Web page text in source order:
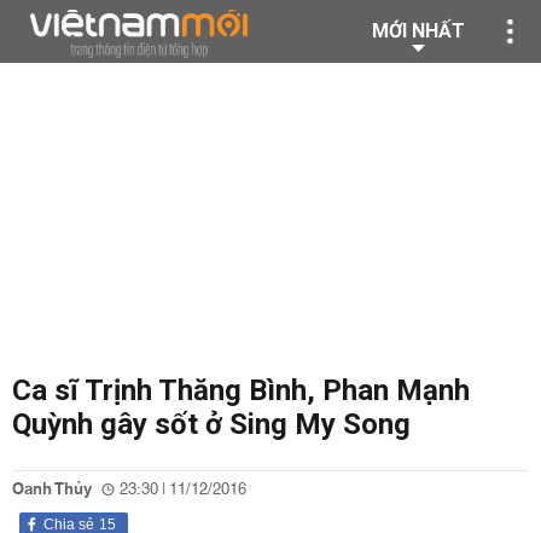
MỚI NHẤT
Ca sĩ Trịnh Thăng Bình, Phan Mạnh
Quỳnh gây sốt ở Sing My Song
Oanh Thủy 23:30 | 11/12/2016
15
Chia sẻ